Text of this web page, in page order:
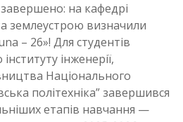
на кафедрі
землеустрою визначили
– 26»! Для студентів
інженерії,
Національного
політехніка” завершився
етапів навчання —